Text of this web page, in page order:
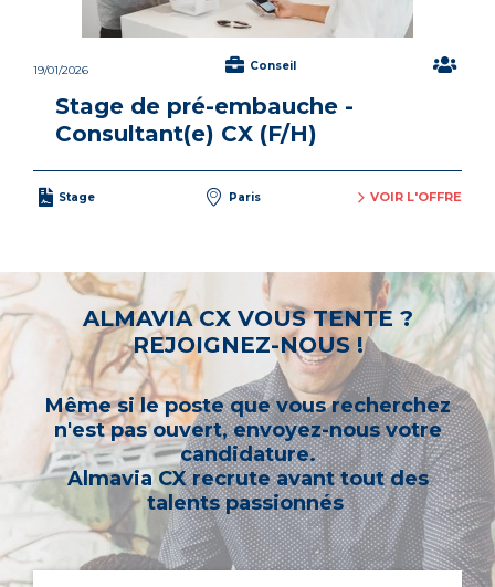
19/01/2026 Conseil
Stage de pré-embauche -
Consultant(e) CX (F/H)
Stage Paris VOIR L'OFFRE
ALMAVIA CX VOUS TENTE ?
REJOIGNEZ-NOUS !
Même si le poste que vous recherchez
n'est pas ouvert, envoyez-nous votre
candidature.
Almavia CX recrute avant tout des
talents passionnés